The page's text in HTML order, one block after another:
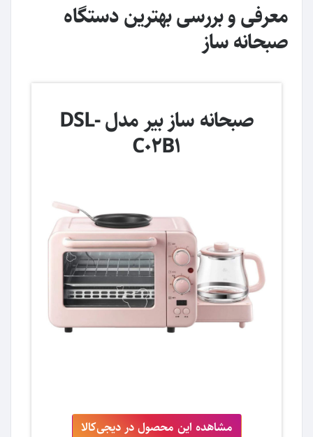
معرفی و بررسی بهترین دستگاه
صبحانه ساز
صبحانه ساز بیر مدل DSL-
C02B1
مشاهده این محصول در دیجی‌کالا